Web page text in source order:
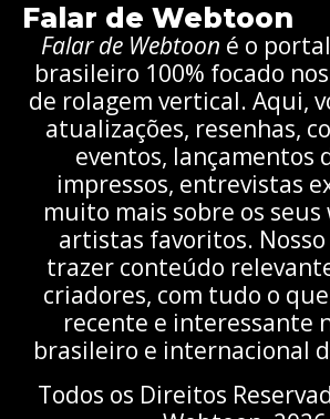
Falar de Webtoon
Falar de Webtoon é o
brasileiro 100% focado
de rolagem vertical. Aqui,
atualizações, resenhas,
eventos, lançamentos
impressos, entrevistas
muito mais sobre os seus
artistas favoritos.
trazer conteúdo
criadores, com tudo o
recente e interessante
brasileiro e internacional
Todos os Direitos